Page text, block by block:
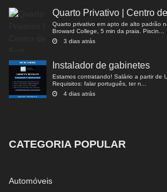
Quarto Privativo | Centro
Quarto privativo em apto de alto padrão
Broward College, 5 min da praia. Piscin...
3 dias atrás
Instalador de gabinetes
Estamos contratando! Salário a partir de
Requisitos: falar português, ter n...
4 dias atrás
CATEGORIA POPULAR
Automóveis